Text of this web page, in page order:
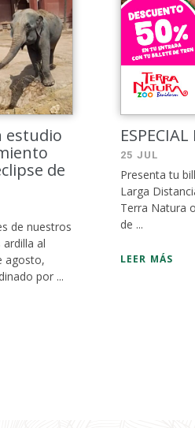
estudio
de
de nuestros
al
agosto,
por ...
ESPECIAL
25 JUL
Presenta tu
Larga
Terra Natura
de ...
LEER MÁS